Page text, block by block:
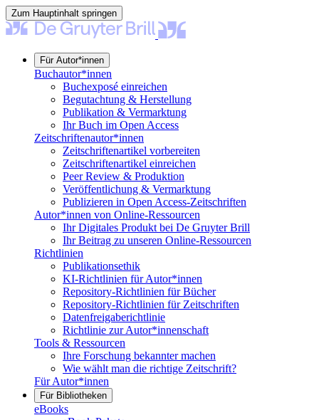
Zum Hauptinhalt springen
Für Autor*innen
Buchautor*innen
Buchexposé einreichen
Begutachtung & Herstellung
Publikation & Vermarktung
Ihr Buch im Open Access
Zeitschriftenautor*innen
Zeitschriftenartikel vorbereiten
Zeitschriftenartikel einreichen
Peer Review & Produktion
Veröffentlichung & Vermarktung
Publizieren in Open Access-Zeitschriften
Autor*innen von Online-Ressourcen
Ihr Digitales Produkt bei De Gruyter Brill
Ihr Beitrag zu unseren Online-Ressourcen
Richtlinien
Publikationsethik
KI-Richtlinien für Autor*innen
Repository-Richtlinien für Bücher
Repository-Richtlinien für Zeitschriften
Datenfreigaberichtlinie
Richtlinie zur Autor*innenschaft
Tools & Ressourcen
Ihre Forschung bekannter machen
Wie wählt man die richtige Zeitschrift?
Für Autor*innen
Für Bibliotheken
eBooks